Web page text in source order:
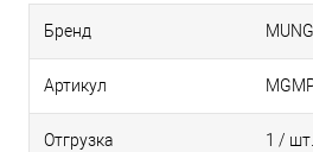
Бренд
Артикул
Отгрузка 1 / шт.